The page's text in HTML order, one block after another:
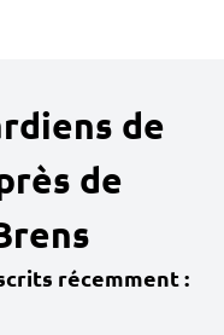
de
de
récemment :